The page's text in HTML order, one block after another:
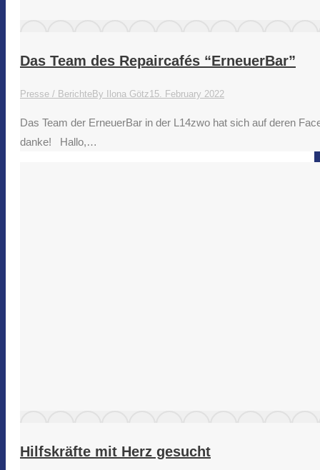
Das Team des Repaircafés “ErneuerBar”
Presse / BerichteBy Ilona Götz15. February 2022
Das Team der ErneuerBar in der L14zwo hat sich auf deren
danke! Hallo,…
Hilfskräfte mit Herz gesucht